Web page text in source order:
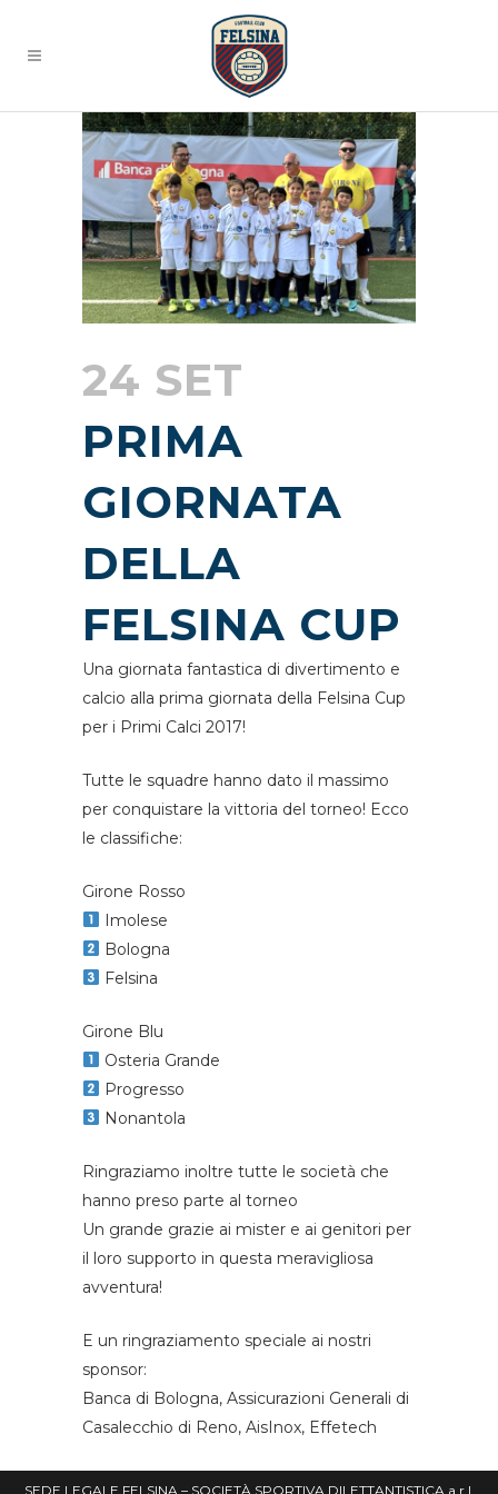
24 SET
PRIMA
GIORNATA
DELLA
FELSINA CUP
Una giornata fantastica di divertimento e
calcio alla prima giornata della Felsina Cup
per i Primi Calci 2017!
Tutte le squadre hanno dato il massimo
per conquistare la vittoria del torneo! Ecco
le classifiche:
Girone Rosso
Imolese
Bologna
Felsina
Girone Blu
Osteria Grande
Progresso
Nonantola
Ringraziamo inoltre tutte le società che
hanno preso parte al torneo
Un grande grazie ai mister e ai genitori per
il loro supporto in questa meravigliosa
avventura!
E un ringraziamento speciale ai nostri
sponsor:
Banca di Bologna, Assicurazioni Generali di
Casalecchio di Reno, AisInox, Effetech
SEDE LEGALE FELSINA – SOCIETÀ SPORTIVA DILETTANTISTICA a r.l.